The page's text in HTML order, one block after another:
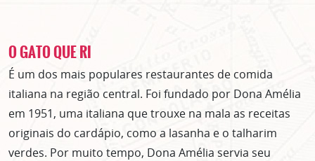
O GATO QUE RI
É um dos mais populares restaurantes de comida
italiana na região central. Foi fundado por Dona Amélia
em 1951, uma italiana que trouxe na mala as receitas
originais do cardápio, como a lasanha e o talharim
verdes. Por muito tempo, Dona Amélia servia seu